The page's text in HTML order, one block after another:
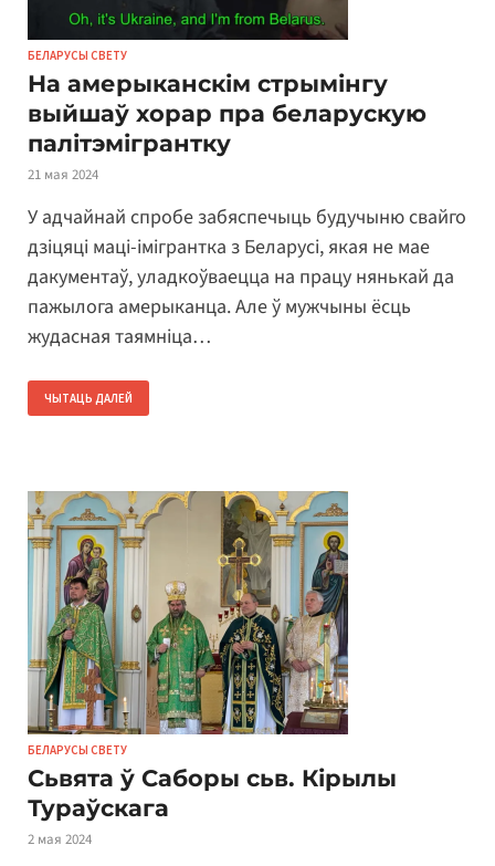
БЕЛАРУСЫ СВЕТУ
На амерыканскім стрымінгу
выйшаў хорар пра беларускую
палітэмігрантку
21 мая 2024
У адчайнай спробе забяспечыць будучыню свайго
дзіцяці маці-імігрантка з Беларусі, якая не мае
дакументаў, уладкоўваецца на працу нянькай да
пажылога амерыканца. Але ў мужчыны ёсць
жудасная таямніца…
ЧЫТАЦЬ ДАЛЕЙ
БЕЛАРУСЫ СВЕТУ
Сьвята ў Саборы сьв. Кірылы
Тураўскага
2 мая 2024